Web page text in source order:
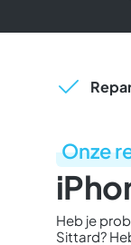
Onze
Heb je
Sittard?